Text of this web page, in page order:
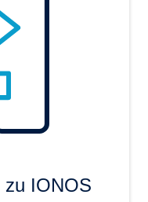
zu IONOS